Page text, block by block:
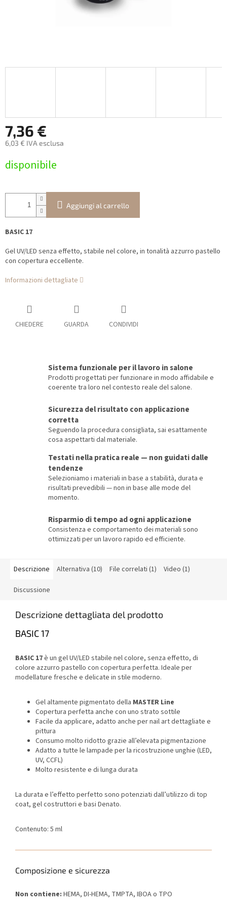
7,36 €
6,03 € IVA esclusa
della
disponibile
Aggiungi al carrello
BASIC 17
Gel UV/LED senza effetto, stabile nel colore, in tonalità azzurro pastello
con copertura eccellente.
Informazioni dettagliate
CHIEDERE GUARDA CONDIVIDI
Sistema funzionale per il lavoro in salone
Prodotti progettati per funzionare in modo affidabile e
coerente tra loro nel contesto reale del salone.
Sicurezza del risultato con applicazione
corretta
Seguendo la procedura consigliata, sai esattamente
cosa aspettarti dal materiale.
Testati nella pratica reale — non guidati dalle
tendenze
Selezioniamo i materiali in base a stabilità, durata e
risultati prevedibili — non in base alle mode del
momento.
Risparmio di tempo ad ogni applicazione
Consistenza e comportamento dei materiali sono
ottimizzati per un lavoro rapido ed efficiente.
Descrizione Alternativa (10) File correlati (1) Video (1)
Discussione
Descrizione dettagliata del prodotto
BASIC 17
BASIC 17è un gel UV/LED stabile nel colore, senza effetto, di
colore azzurro pastello con copertura perfetta. Ideale per
modellature fresche e delicate in stile moderno.
Gel altamente pigmentato della MASTER Line
Copertura perfetta anche con uno strato sottile
Facile da applicare, adatto anche per nail art dettagliate e
pittura
Consumo molto ridotto grazie all’elevata pigmentazione
Adatto a tutte le lampade per la ricostruzione unghie (LED,
UV, CCFL)
Molto resistente e di lunga durata
La durata e l’effetto perfetto sono potenziati dall’utilizzo di top
coat, gel costruttori e basi Denato.
Contenuto: 5 ml
Composizione e sicurezza
Non contiene: HEMA, DI-HEMA, TMPTA, IBOA o TPO